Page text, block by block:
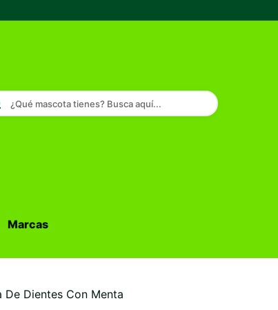
¿Qué mascota tienes? Busca aquí...
Marcas
De Dientes Con Menta